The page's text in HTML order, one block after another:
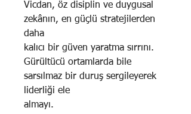
Vicdan, öz disiplin ve duygusal
zekânın, en güçlü stratejilerden
daha
kalıcı bir güven yaratma sırrını.
Gürültücü ortamlarda bile
sarsılmaz bir duruş sergileyerek
liderliği ele
almayı.